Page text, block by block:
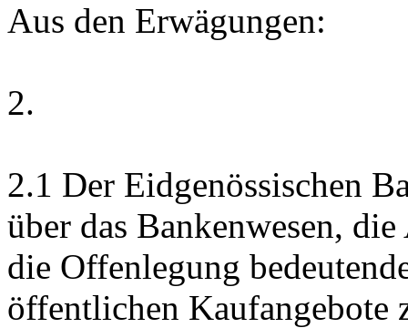
Aus den Erwägungen:
2.
2.1 Der Eidgenössischen
über das Bankenwesen,
die Offenlegung
öffentlichen Kaufangebote